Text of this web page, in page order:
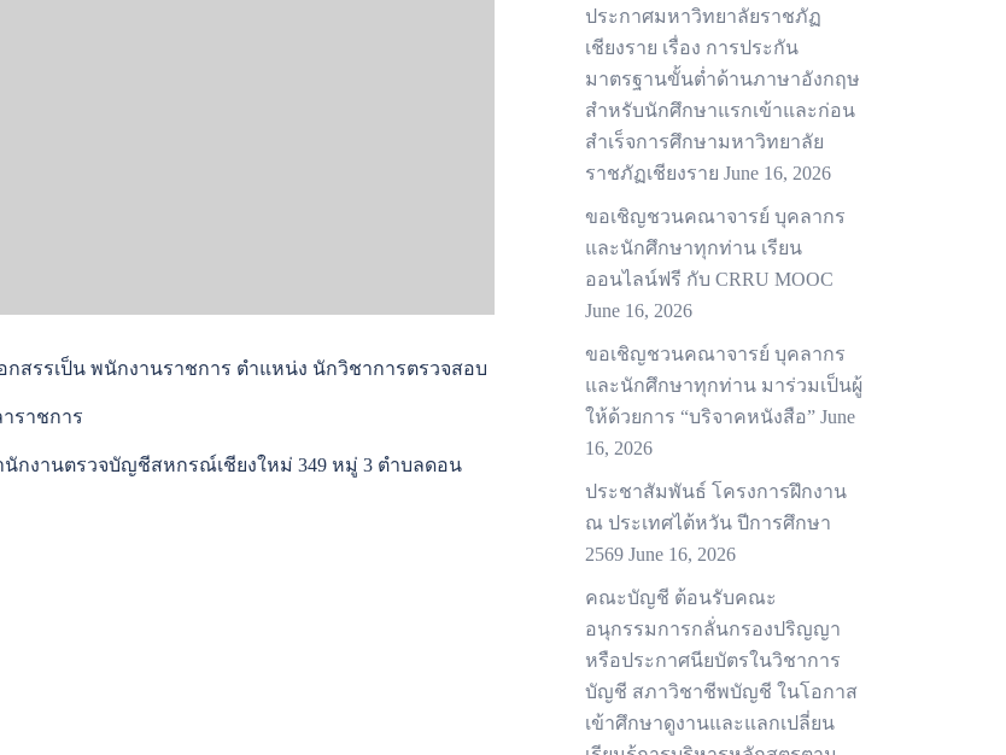
สรรเป็น พนักงานราชการ ตำแหน่ง นักวิชาการตรวจสอบ
ราชการ
กงานตรวจบัญชีสหกรณ์เชียงใหม่ 349 หมู่ 3 ตำบลดอน
ประกาศมหาวิทยาลัยราชภัฏ
เชียงราย เรื่อง การประกัน
มาตรฐานขั้นต่ำด้านภาษาอังกฤษ
สำหรับนักศึกษาแรกเข้าและก่อน
สำเร็จการศึกษามหาวิทยาลัย
ราชภัฏเชียงราย June 16, 2026
ขอเชิญชวนคณาจารย์ บุคลากร
และนักศึกษาทุกท่าน เรียน
ออนไลน์ฟรี กับ CRRU MOOC
June 16, 2026
ขอเชิญชวนคณาจารย์ บุคลากร
และนักศึกษาทุกท่าน มาร่วมเป็นผู้
ให้ด้วยการ “บริจาคหนังสือ” June
16, 2026
ประชาสัมพันธ์ โครงการฝึกงาน
ณ ประเทศไต้หวัน ปีการศึกษา
2569 June 16, 2026
คณะบัญชี ต้อนรับคณะ
อนุกรรมการกลั่นกรองปริญญา
หรือประกาศนียบัตรในวิชาการ
บัญชี สภาวิชาชีพบัญชี ในโอกาส
เข้าศึกษาดูงานและแลกเปลี่ยน